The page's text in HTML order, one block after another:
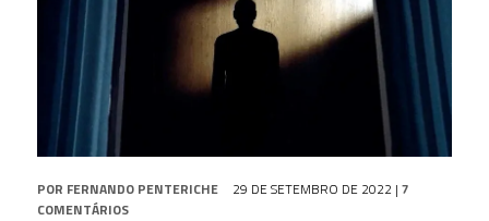
POR FERNANDO PENTERICHE 29 DE SETEMBRO DE 2022 | 7
COMENTÁRIOS